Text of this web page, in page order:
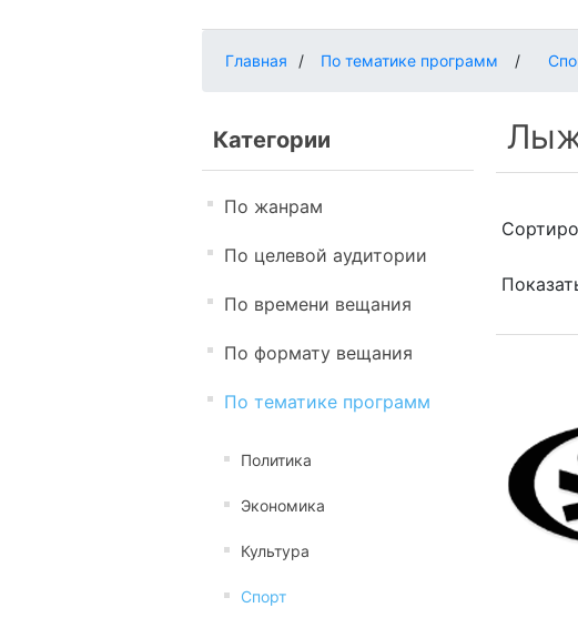
Главная / По тематике программ /
Категории
По жанрам
По целевой аудитории
По времени вещания
По формату вещания
По тематике программ
Политика
Экономика
Культура
Спорт